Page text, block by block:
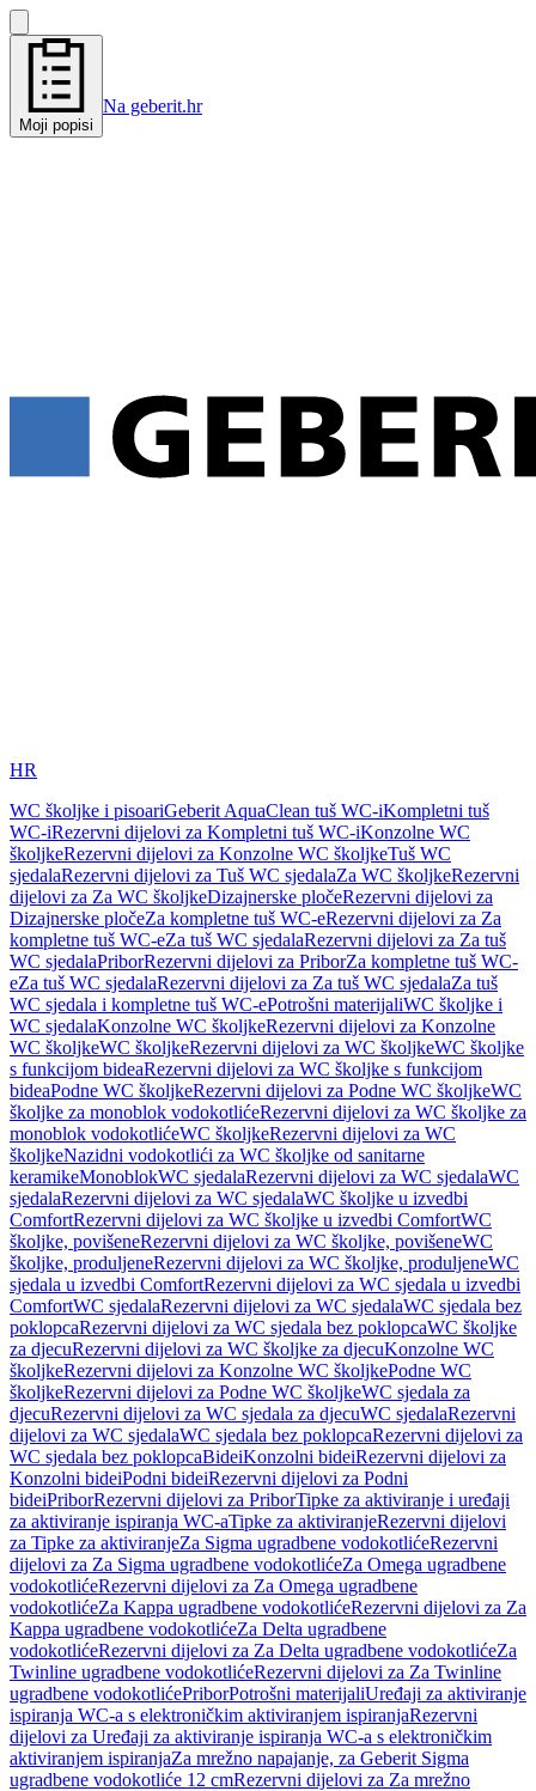
Moji popisi
Na geberit.hr
HR
WC školjke i pisoariGeberit AquaClean tuš WC-iKompletni tuš
WC-iRezervni dijelovi za Kompletni tuš WC-iKonzolne WC
školjkeRezervni dijelovi za Konzolne WC školjkeTuš WC
sjedalaRezervni dijelovi za Tuš WC sjedalaZa WC školjkeRezervni
dijelovi za Za WC školjkeDizajnerske pločeRezervni dijelovi za
Dizajnerske pločeZa kompletne tuš WC-eRezervni dijelovi za Za
kompletne tuš WC-eZa tuš WC sjedalaRezervni dijelovi za Za tuš
WC sjedalaPriborRezervni dijelovi za PriborZa kompletne tuš WC-
eZa tuš WC sjedalaRezervni dijelovi za Za tuš WC sjedalaZa tuš
WC sjedala i kompletne tuš WC-ePotrošni materijaliWC školjke i
WC sjedalaKonzolne WC školjkeRezervni dijelovi za Konzolne
WC školjkeWC školjkeRezervni dijelovi za WC školjkeWC školjke
s funkcijom bideaRezervni dijelovi za WC školjke s funkcijom
bideaPodne WC školjkeRezervni dijelovi za Podne WC školjkeWC
školjke za monoblok vodokotlićeRezervni dijelovi za WC školjke za
monoblok vodokotlićeWC školjkeRezervni dijelovi za WC
školjkeNazidni vodokotlići za WC školjke od sanitarne
keramikeMonoblokWC sjedalaRezervni dijelovi za WC sjedalaWC
sjedalaRezervni dijelovi za WC sjedalaWC školjke u izvedbi
ComfortRezervni dijelovi za WC školjke u izvedbi ComfortWC
školjke, povišeneRezervni dijelovi za WC školjke, povišeneWC
školjke, produljeneRezervni dijelovi za WC školjke, produljeneWC
sjedala u izvedbi ComfortRezervni dijelovi za WC sjedala u izvedbi
ComfortWC sjedalaRezervni dijelovi za WC sjedalaWC sjedala bez
poklopcaRezervni dijelovi za WC sjedala bez poklopcaWC školjke
za djecuRezervni dijelovi za WC školjke za djecuKonzolne WC
školjkeRezervni dijelovi za Konzolne WC školjkePodne WC
školjkeRezervni dijelovi za Podne WC školjkeWC sjedala za
djecuRezervni dijelovi za WC sjedala za djecuWC sjedalaRezervni
dijelovi za WC sjedalaWC sjedala bez poklopcaRezervni dijelovi za
WC sjedala bez poklopcaBideiKonzolni bideiRezervni dijelovi za
Konzolni bideiPodni bideiRezervni dijelovi za Podni
bideiPriborRezervni dijelovi za PriborTipke za aktiviranje i uređaji
za aktiviranje ispiranja WC-aTipke za aktiviranjeRezervni dijelovi
za Tipke za aktiviranjeZa Sigma ugradbene vodokotlićeRezervni
dijelovi za Za Sigma ugradbene vodokotlićeZa Omega ugradbene
vodokotlićeRezervni dijelovi za Za Omega ugradbene
vodokotlićeZa Kappa ugradbene vodokotlićeRezervni dijelovi za Za
Kappa ugradbene vodokotlićeZa Delta ugradbene
vodokotlićeRezervni dijelovi za Za Delta ugradbene vodokotlićeZa
Twinline ugradbene vodokotlićeRezervni dijelovi za Za Twinline
ugradbene vodokotlićePriborPotrošni materijaliUređaji za aktiviranje
ispiranja WC-a s elektroničkim aktiviranjem ispiranjaRezervni
dijelovi za Uređaji za aktiviranje ispiranja WC-a s elektroničkim
aktiviranjem ispiranjaZa mrežno napajanje, za Geberit Sigma
ugradbene vodokotliće 12 cmRezervni dijelovi za Za mrežno